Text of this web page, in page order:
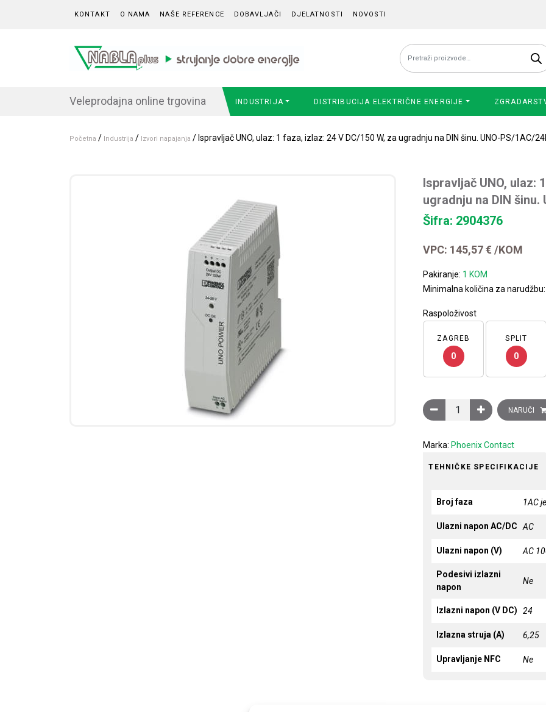
KONTAKT O NAMA NAŠE REFERENCE DOBAVLJAČI DJELATNOSTI NOVOSTI
Pretraži:
Veleprodajna online trgovina INDUSTRIJA DISTRIBUCIJA ELEKTRIČNE ENERGIJE
Početna / Industrija / Izvori napajanja / Ispravljač UNO, ulaz: 1 faza, izlaz: 24 V DC/150 W, za ugradnju na DIN šinu. UNO-PS/1AC/
Ispravljač UNO, ulaz:
ugradnju na DIN šinu.
Šifra: 2904376
VPC: 145,57€ /KOM
Pakiranje: 1 KOM
Minimalna količina za narudžbu:
Raspoloživost
ZAGREB
0
SPLIT
0
Ispravljač UNO, ulaz: 1
NARUČI
Marka: Phoenix Contact
TEHNIČKE SPECIFIKACIJE
Broj faza 1AC
Ulazni napon AC/DC AC
Ulazni napon (V) AC
Podesivi izlazni
napon
Ne
Izlazni napon (V DC) 24
Izlazna struja (A) 6,25
Upravljanje NFC Ne